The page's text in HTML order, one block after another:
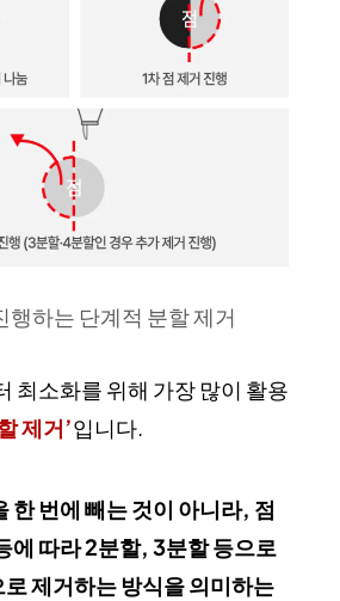
행하는 단계적 분할 제거
최소화를 위해 가장 많이 활용
제거’입니다.
한 번에 빼는 것이 아니라, 점
에 따라 2분할, 3분할 등으로
제거하는 방식을 의미하는